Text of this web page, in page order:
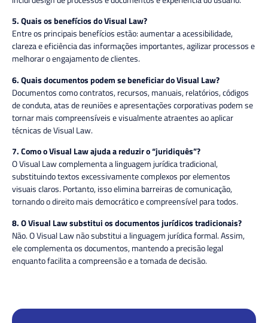
5. Quais os benefícios do Visual Law?
Entre os principais benefícios estão: aumentar a acessibilidade,
clareza e eficiência das informações importantes, agilizar processos e
melhorar o engajamento de clientes.
6. Quais documentos podem se beneficiar do Visual Law?
Documentos como contratos, recursos, manuais, relatórios, códigos
de conduta, atas de reuniões e apresentações corporativas podem se
tornar mais compreensíveis e visualmente atraentes ao aplicar
técnicas de Visual Law.
7. Como o Visual Law ajuda a reduzir o “juridiquês”?
O Visual Law complementa a linguagem jurídica tradicional,
substituindo textos excessivamente complexos por elementos
visuais claros. Portanto, isso elimina barreiras de comunicação,
tornando o direito mais democrático e compreensível para todos.
8. O Visual Law substitui os documentos jurídicos tradicionais?
Não. O Visual Law não substitui a linguagem jurídica formal. Assim,
ele complementa os documentos, mantendo a precisão legal
enquanto facilita a compreensão e a tomada de decisão.